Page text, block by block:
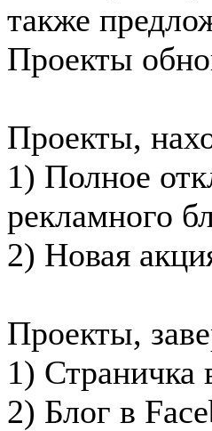
также
Проекты
Проекты,
1) Полное
рекламного
2) Новая
Проекты,
1) Страничка
2) Блог в